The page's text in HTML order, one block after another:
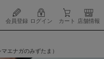
会員登録 ログイン カート 店舗情報
エナガのみずたま）